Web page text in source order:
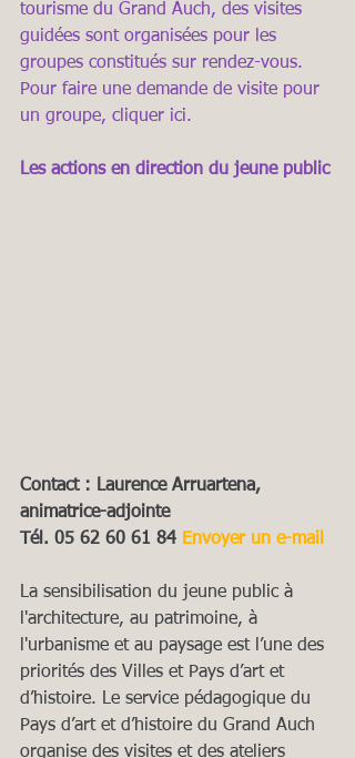
tourisme du Grand Auch, des visites
guidées sont organisées pour les
groupes constitués sur rendez-vous.
Pour faire une demande de visite pour
un groupe, cliquer ici.
Les actions en direction du jeune public
Contact : Laurence Arruartena,
animatrice-adjointe
Tél. 05 62 60 61 84 Envoyer un e-mail
La sensibilisation du jeune public à
l'architecture, au patrimoine, à
l'urbanisme et au paysage est l’une des
priorités des Villes et Pays d’art et
d’histoire. Le service pédagogique du
Pays d’art et d’histoire du Grand Auch
organise des visites et des ateliers